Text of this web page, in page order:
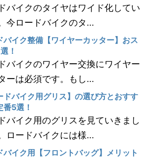
バイクのタイヤはワイド化してい
今ロードバイクのタ...
バイク整備【ワイヤーカッター】おス
！
バイクのワイヤー交換にワイヤー
ーは必須です。もし...
ドバイク用グリス】の選び方とおすす
番5選！
バイク用のグリスを見ていきまし
ロードバイクには様...
バイク用【フロントバッグ】メリット